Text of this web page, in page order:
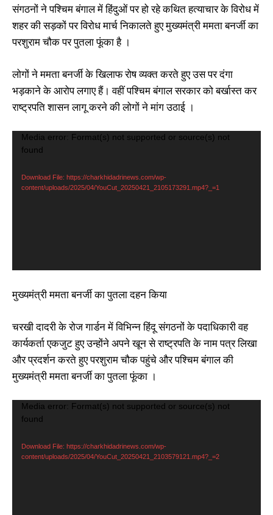
संगठनों ने पश्चिम बंगाल में हिंदुओं पर हो रहे कथित हत्याचार के विरोध में
शहर की सड़कों पर विरोध मार्च निकालते हुए मुख्यमंत्री ममता बनर्जी का
परशुराम चौक पर पुतला फूंका है ।
लोगों ने ममता बनर्जी के खिलाफ रोष व्यक्त करते हुए उस पर दंगा
भड़काने के आरोप लगाए हैं। वहीं पश्चिम बंगाल सरकार को बर्खास्त कर
राष्ट्रपति शासन लागू करने की लोगों ने मांग उठाई ।
y
r
Media error: Format(s) not supported or source(s) not
found
Download File: https://charkhidadrinews.com/wp-
content/uploads/2025/04/YouCut_20250421_2105173291.mp4?_=1
मुख्यमंत्री ममता बनर्जी का पुतला दहन किया
चरखी दादरी के रोज गार्डन में विभिन्न हिंदू संगठनों के पदाधिकारी वह
कार्यकर्ता एकजुट हुए उन्होंने अपने खून से राष्ट्रपति के नाम पत्र लिखा
और प्रदर्शन करते हुए परशुराम चौक पहुंचे और पश्चिम बंगाल की
मुख्यमंत्री ममता बनर्जी का पुतला फूंका ।
Media error: Format(s) not supported or source(s) not
found
Download File: https://charkhidadrinews.com/wp-
content/uploads/2025/04/YouCut_20250421_2103579121.mp4?_=2